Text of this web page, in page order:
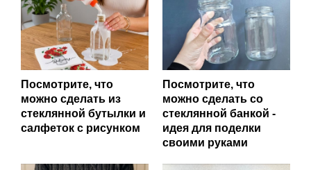
Посмотрите, что
можно сделать из
стеклянной бутылки и
салфеток с рисунком
Посмотрите, что
можно сделать со
стеклянной банкой -
идея для поделки
своими руками